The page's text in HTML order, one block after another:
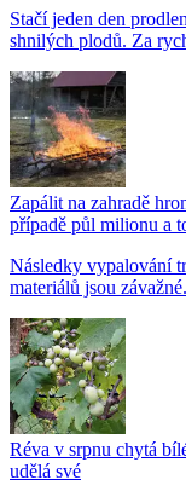
Stačí jeden den
shnilých plodů. Za
Zapálit na zahradě
případě půl milionu a
Následky vypalování
materiálů jsou
Réva v srpnu chytá
udělá své